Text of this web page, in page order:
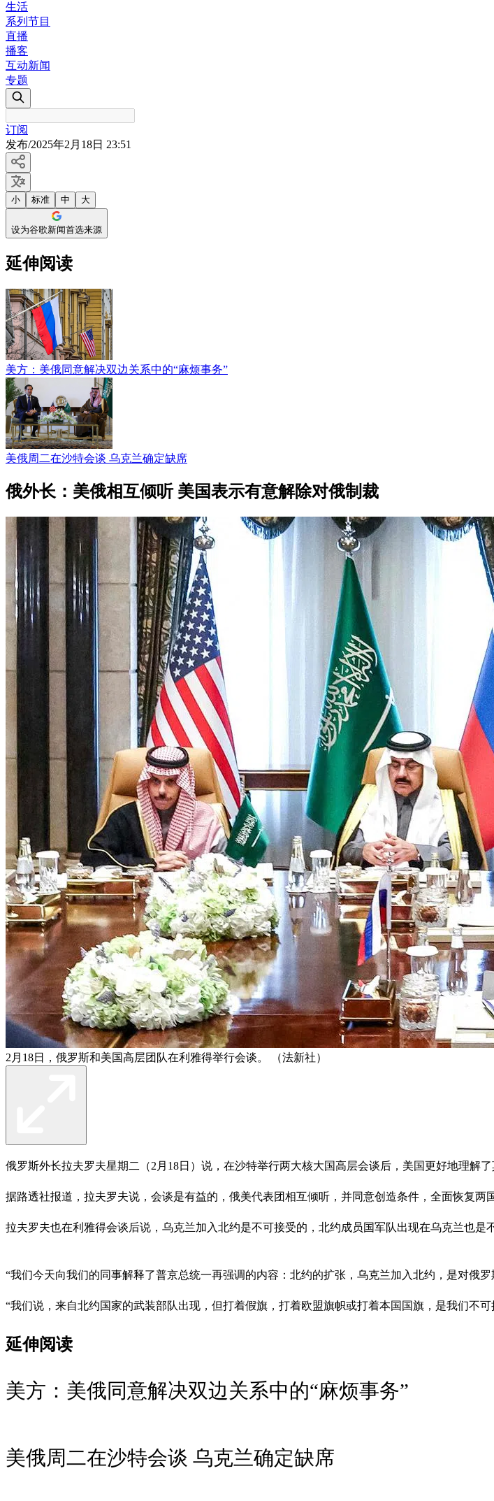
生活
系列节目
直播
播客
互动新闻
专题
订阅
发布/2025年2月18日 23:51
小 标准 中 大
设为谷歌新闻首选来源
延伸阅读
美方：美俄同意解决双边关系中的“麻烦事务”
美俄周二在沙特会谈 乌克兰确定缺席
俄外长：美俄相互倾听 美国表示有意解除对俄制裁
2月18日，俄罗斯和美国高层团队在利雅得举行会谈。 （法新社）
俄罗斯外长拉夫罗夫星期二（2月18日）说，在沙特举行两大核大国高层会谈后，美国更好地理解
据路透社报道，拉夫罗夫说，会谈是有益的，俄美代表团相互倾听，并同意创造条件，全面恢复
拉夫罗夫也在利雅得会谈后说，乌克兰加入北约是不可接受的，北约成员国军队出现在乌克兰也是
“我们今天向我们的同事解释了普京总统一再强调的内容：北约的扩张，乌克兰加入北约，是对俄
“我们说，来自北约国家的武装部队出现，但打着假旗，打着欧盟旗帜或打着本国国旗，是我们不可
延伸阅读
美方：美俄同意解决双边关系中的“麻烦事务”
美俄周二在沙特会谈 乌克兰确定缺席